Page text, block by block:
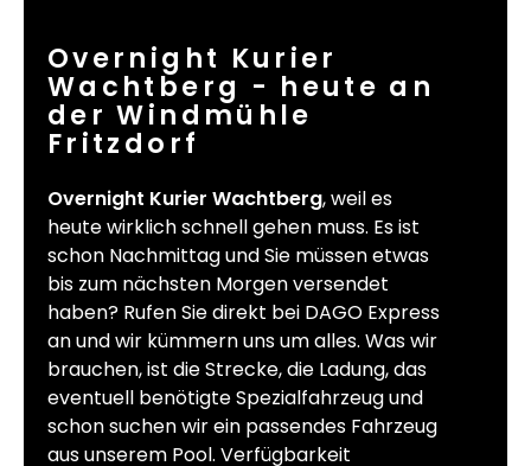
Overnight Kurier
Wachtberg - heute an
der Windmühle
Fritzdorf
Overnight Kurier Wachtberg, weil es
heute wirklich schnell gehen muss. Es ist
schon Nachmittag und Sie müssen etwas
bis zum nächsten Morgen versendet
haben? Rufen Sie direkt bei DAGO Express
an und wir kümmern uns um alles. Was wir
brauchen, ist die Strecke, die Ladung, das
eventuell benötigte Spezialfahrzeug und
schon suchen wir ein passendes Fahrzeug
aus unserem Pool. Verfügbarkeit